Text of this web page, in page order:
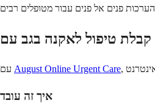
August Online Urgent Care
איך זה עובד